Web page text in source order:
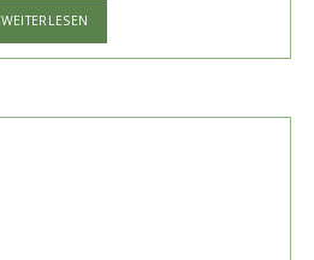
WEITERLESEN
ZEHN
BESTEN